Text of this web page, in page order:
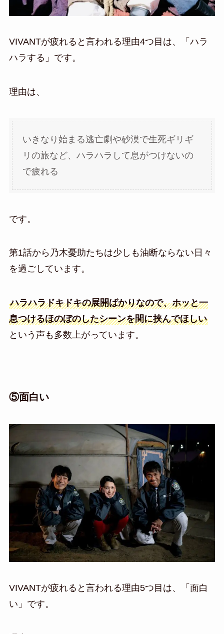
VIVANTが疲れると言われる理由4つ目は、「ハラ
ハラする」です。
理由は、
いきなり始まる逃亡劇や砂漠で生死ギリギ
リの旅など、ハラハラして息がつけないの
で疲れる
です。
第1話から乃木憂助たちは少しも油断ならない日々
を過ごしています。
ハラハラドキドキの展開ばかりなので、ホッと一
息つけるほのぼのしたシーンを間に挟んでほしい
という声も多数上がっています。
⑤面白い
VIVANTが疲れると言われる理由5つ目は、「面白
い」です。